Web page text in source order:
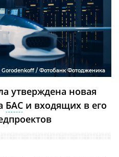
Gorodenkoff / Фотобанк Фотодженика
утверждена новая
БАС и входящих в его